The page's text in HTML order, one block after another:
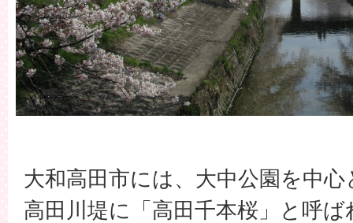
大和高田市には、大中公園を中
高田川堤に「高田千本桜」と呼